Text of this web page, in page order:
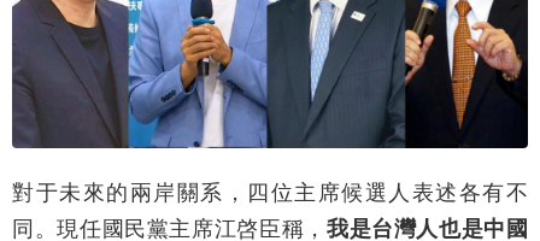
對于未來的兩岸關系，四位主席候選人表述各有不
同。現任國民黨主席江啓臣稱， 我是台灣人也是中國